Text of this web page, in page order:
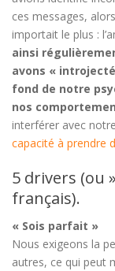
ces messages,
importait le plus :
ainsi
avons «
fond de notre
nos
interférer avec
capacité à prendre
5 drivers (ou
français).
« Sois parfait »
Nous exigeons la
autres, ce qui peut